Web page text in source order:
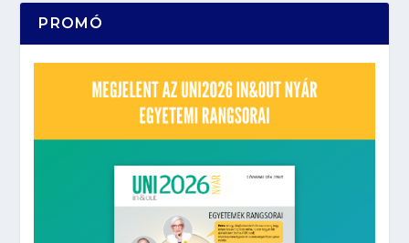
PROMÓ